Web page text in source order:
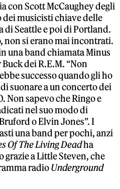
con Scott McCaughey degli
dei musicisti chiave delle
Seattle e poi di Portland.
non si erano mai incontrati.
una band chiamata Minus
dei R.E.M. “Non
successo quando gli ho
suonare a un concerto dei
Non sapevo che Ringo e
nel suo modo di
o Elvin Jones”. I
una band per pochi, anzi
Of The Living Deadha
grazie a Little Steven, che
radioUnderground